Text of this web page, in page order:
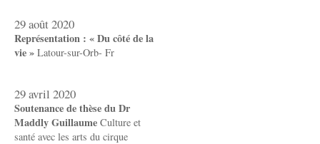
29 août 2020
Représentation : « Du côté de la
vie » Latour-sur-Orb- Fr
29 avril 2020
Soutenance de thèse du Dr
Maddly Guillaume Culture et
santé avec les arts du cirque